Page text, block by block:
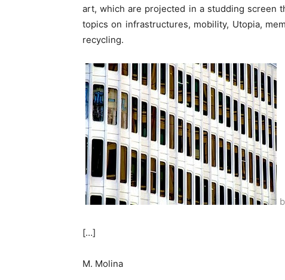
art, which are projected in a studding screen
topics on infrastructures, mobility, Utopia,
recycling.
[…]
M. Molina